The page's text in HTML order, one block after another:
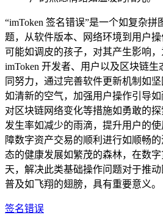
“imToken 签名错误”是一个如复杂
题，从软件版本、网络环境到用户
可能如调皮的孩子，对其产生影响
imToken 开发者、用户以及区块链
同努力，通过完善软件更新机制如
如清新的空气，加强用户操作引导
对区块链网络变化等措施如勇敢的
发生率如减少的雨滴，提升用户的
障数字资产交易的顺利进行如顺畅
态的健康发展如繁茂的森林，在数
天，解决此类基础操作问题对于推
普及如飞翔的翅膀，具有重要意义。
签名错误